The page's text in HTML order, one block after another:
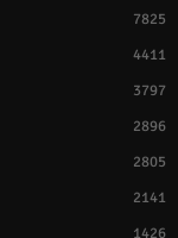
7825
4411
3797
2896
2805
2141
1426